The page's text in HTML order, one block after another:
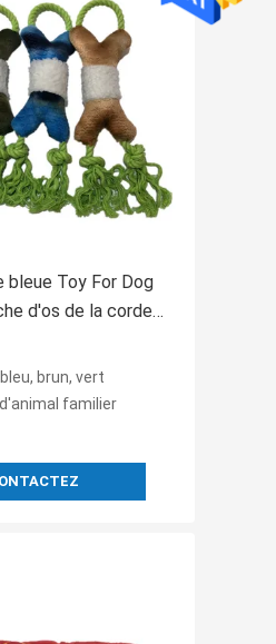
bleue Toy For Dog
d'os de la corde
brun, vert
familier